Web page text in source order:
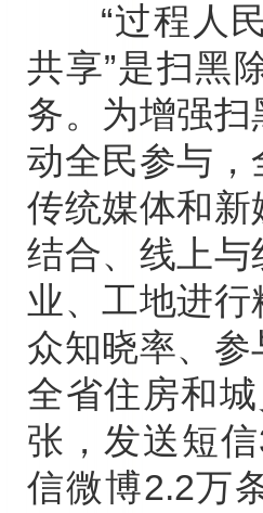
“过程人民
共享”是扫黑
务。为增强
动全民参与
传统媒体和
结合、线上
业、工地进
众知晓率、
全省住房和
张，发送短
信微博2.2万